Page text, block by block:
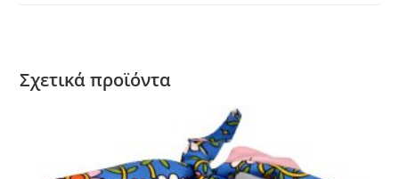
Σχετικά προϊόντα